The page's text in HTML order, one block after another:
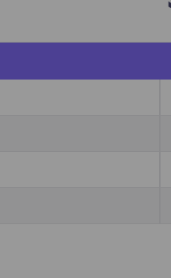
verkiezen aan te
te verzamelen over
apparaten. Hotjar
gebruikersprofiel.
gebruiken om
aan verdere